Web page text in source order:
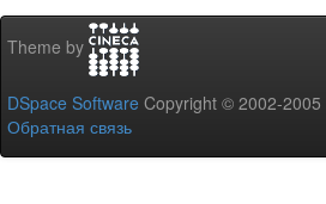
Theme by
DSpace Software Copyright © 2002-2005
Обратная связь